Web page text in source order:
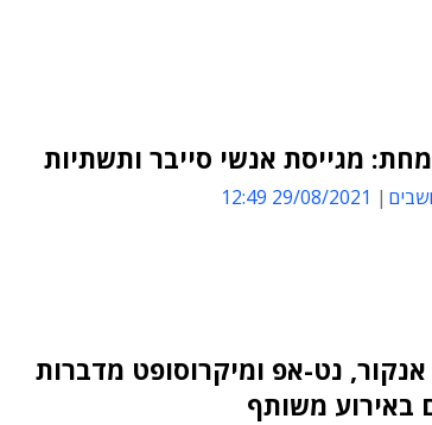
מגייסת אנשי סייבר ותשתיות
29/08/2021 12:49
אנקור, נט-אפ ומיקרוסופט מדברות
באירוע משותף